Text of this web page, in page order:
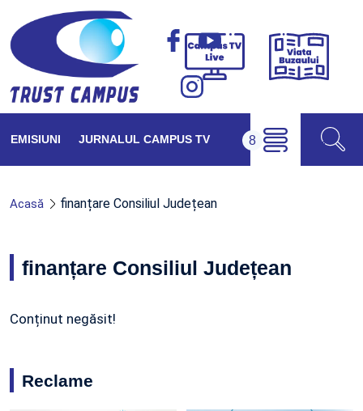
Campus
Viața
EMISIUNI JURNALUL CAMPUS TV
Acasă finanțare Consiliul Județean
finanțare Consiliul Județean
Conținut negăsit!
Reclame